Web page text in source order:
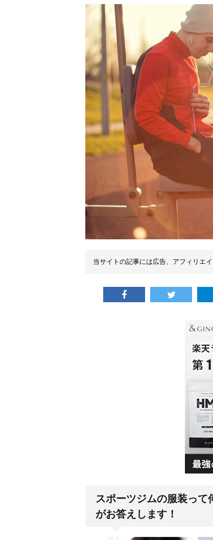
当サイトの記事には広告、アフィリエイ
スポーツジムの服装って
がお答えします！